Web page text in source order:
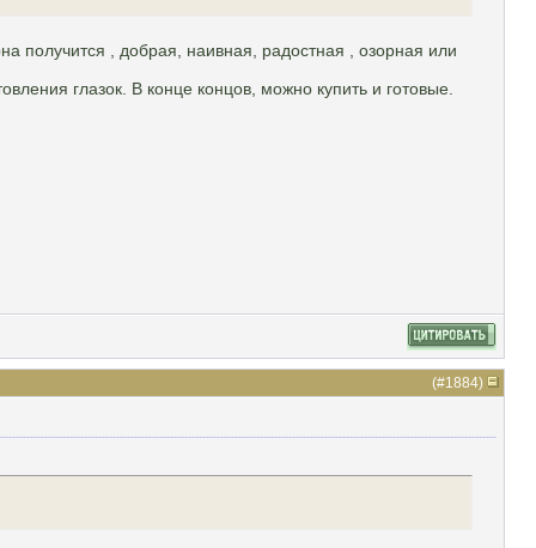
получится , добрая, наивная, радостная , озорная или
глазок. В конце концов, можно купить и готовые.
(#1884)